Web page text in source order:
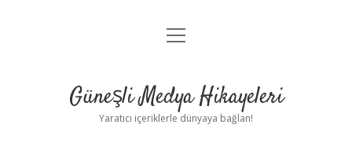
Anasayfa
Yasal Uyarı
menüyü
Güneşli Medya Hikayeleri
Yaratıcı içeriklerle dünyaya bağlan!